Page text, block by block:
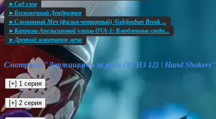
►Сад слов
►Бесконечный Дендрограм
►Сломанный Меч (фильм четвертый) /Gekijouban Break ...
►Капризы Апельсиновой улицы OVA-1: Влюбленные среди...
►Древний император меча
Смотреть "Держащиеся за руки {12 ИЗ 12} \ Hand Shakers"